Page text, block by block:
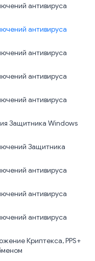
антивируса
антивируса
антивируса
антивируса
антивируса
Защитника Windows
Защитника
антивируса
антивируса
антивируса
Криптекса, PPS+